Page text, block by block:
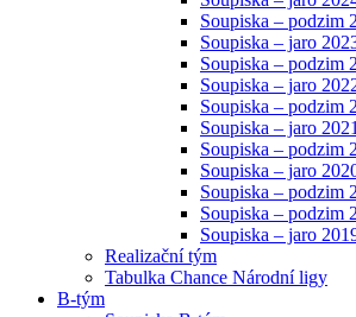
Soupiska – podzim
Soupiska – jaro
Soupiska – podzim
Soupiska – jaro
Soupiska – podzim
Soupiska – jaro 2021
Soupiska – podzim
Soupiska – jaro
Soupiska – podzim
Soupiska – podzim
Soupiska – jaro
Realizační tým
Tabulka Chance Národní ligy
B-tým